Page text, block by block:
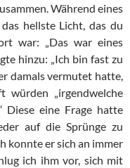
Während eines
hellste Licht, das du
war: „Das war eines
hinzu: „Ich bin fast zu
damals vermutet hatte,
würden „irgendwelche
Diese eine Frage hatte
auf die Sprünge zu
konnte er sich an immer
ich ihm vor, sich mit